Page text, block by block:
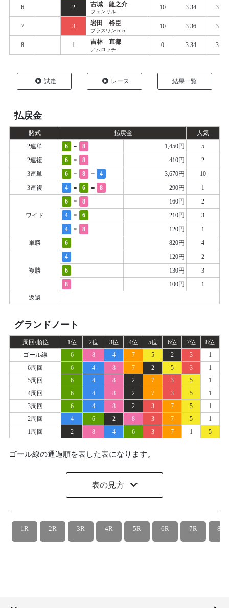
6 2 古城 龍之介
フェンリル
10 3.34 3.402
7 3 岩田 裕臣
プラスワン５５
10 3.36 3.408
8 1 吉林 直都
アムロッチ
0 3.34 3.419
試走 レース 結果一覧
払戻金
賭式 払戻金
人気
2連単
6 - 8 1,450円
5
2連複
6 = 8 410円
2
3連単
6 - 8 - 4 3,670円
10
3連複
4 = 6 = 8 290円 1
ワイド
6 = 8 160円
2
4
= 6 210円
3
4
= 8 120円
1
単勝
6 820円 4
複勝
4 120円
2
6
130円
3
8
100円
1
返還
グランドノート
周回/順位 1位 2位 3位 4位 5位 6位 7位
8位
ゴール線
6 8 4 7 5 2 3
1
6周回
6 4 8 7 2 5 3
1
5周回
6 4 8 2 7 3 5
1
4周回
6 4 8 2 7 3 5
1
3周回
6 4 8 2 3 7 5
1
2周回
4 6 2 8 3 7 5
1
1周回
2 8 4 6 3 7 1 5
ゴール線の通過順を表した表になります。
表の見方
1R 2R 3R 4R 5R 6R 7R 8R